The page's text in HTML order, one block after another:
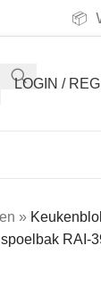
📦
LOGIN /
»
RAI-